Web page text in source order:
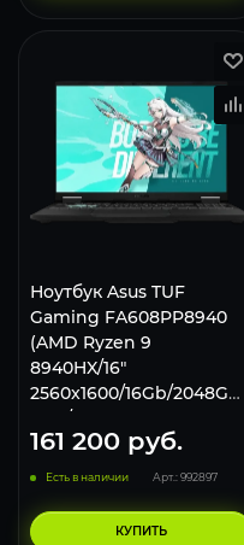
Ноутбук Asus TUF
Gaming FA608PP8940
(AMD Ryzen 9
8940HX/16"
2560x1600/16Gb/2048Gb
SSD/NVIDIA GeForce RTX
5070 8Gb/Win 11 Pro)
Gray
161 200 руб.
Есть в наличии Арт.: 992897
КУПИТЬ